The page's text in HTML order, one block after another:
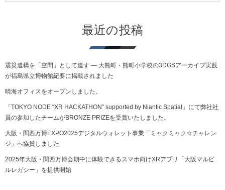
最近の投稿
震災遺構を「空間」として遺す ― 大熊町・熊町小学校の3DGSアーカイブ実践
が福島県立博物館紀要に掲載されました
晴海オフィスをオープンしました。
「TOKYO NODE “XR HACKATHON” supported by Niantic Spatial」にて弊社社
員の参加したチームがBRONZE PRIZEを受賞いたしました。
大阪・関西万博EXPO2025デジタルウォレット事業「ミャクミャク☆チャレン
ジ」へ協賛しました
2025年大阪・関西万博会期中に体験できるスマホ向けXRアプリ「大阪マルビ
ルレガシー」を提供開始